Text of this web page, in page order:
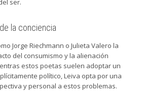
ser.
la conciencia
Jorge Riechmann o Julieta Valero la
del consumismo y la alienación
estos poetas suelen adoptar un
político, Leiva opta por una
y personal a estos problemas.